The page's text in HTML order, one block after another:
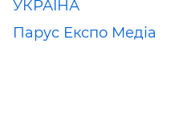
УКРАЇНА
Парус Експо Медіа